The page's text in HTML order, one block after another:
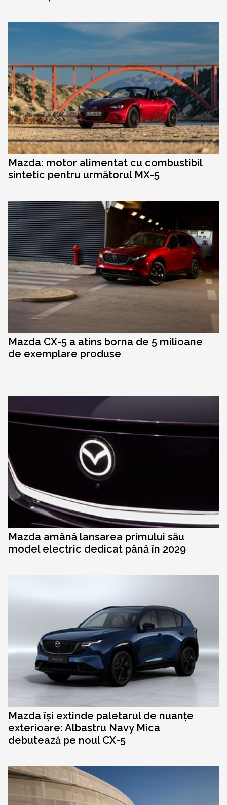
Mazda: motor alimentat cu combustibil
sintetic pentru următorul MX-5
Mazda CX-5 a atins borna de 5 milioane
de exemplare produse
Mazda amână lansarea primului său
model electric dedicat până în 2029
Mazda își extinde paletarul de nuanțe
exterioare: Albastru Navy Mica
debutează pe noul CX-5